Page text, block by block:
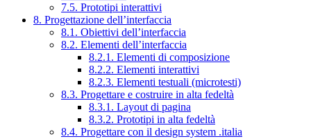
7.5. Prototipi interattivi
8. Progettazione dell’interfaccia
8.1. Obiettivi dell’interfaccia
8.2. Elementi dell’interfaccia
8.2.1. Elementi di composizione
8.2.2. Elementi interattivi
8.2.3. Elementi testuali (microtesti)
8.3. Progettare e costruire in alta fedeltà
8.3.1. Layout di pagina
8.3.2. Prototipi in alta fedeltà
8.4. Progettare con il design system .italia